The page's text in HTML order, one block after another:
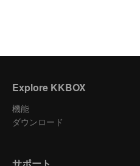
Explore KKBOX
機能
ダウンロード